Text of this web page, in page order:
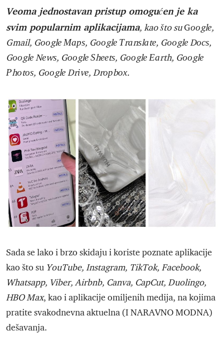
Veoma jednostavan pristup omogućen je ka
svim popularnim aplikacijama, kao što suGооglе,
Gmail, Gооglе Марѕ, Gооglе Тrаnѕlаtе, Gооglе Dосѕ,
Gооglе Nеwѕ, Gооglе Ѕhееtѕ, Gооglе Еаrth, Gооglе
Рhоtоѕ, Gооglе Drіvе, Drорbох.
Sada se lako i brzo skidaju i koriste poznate aplikacije
kao što su YouTube, Instagram, TikTok, Facebook,
Whatsapp, Viber, Airbnb, Canva, CapCut, Duolingo,
HBO Max, kao i aplikacije omiljenih medija, na kojima
pratite svakodnevna aktuelna (I NARAVNO MODNA)
dešavanja.